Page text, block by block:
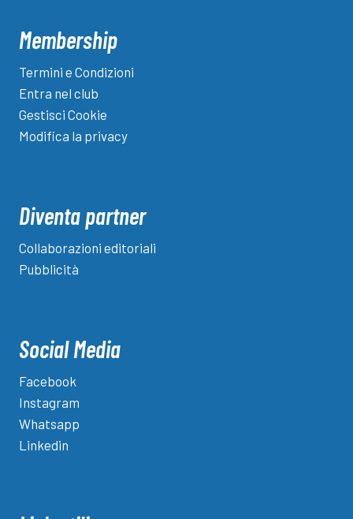
Membership
Termini e Condizioni
Entra nel club
Gestisci Cookie
Modifica la privacy
Diventa partner
Collaborazioni editoriali
Pubblicità
Social Media
Facebook
Instagram
Whatsapp
Linkedin